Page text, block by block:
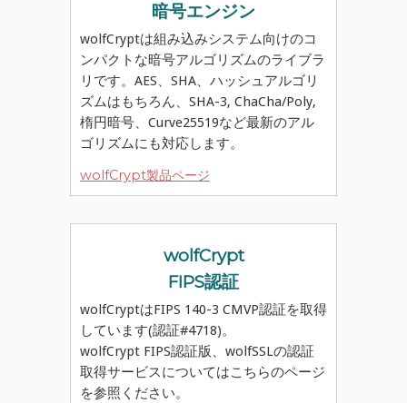
暗号エンジン
wolfCryptは組み込みシステム向けのコ
ンパクトな暗号アルゴリズムのライブラ
リです。AES、SHA、ハッシュアルゴリ
ズムはもちろん、SHA-3, ChaCha/Poly,
楕円暗号、Curve25519など最新のアル
ゴリズムにも対応します。
wolfCrypt製品ページ
wolfCrypt
FIPS認証
wolfCryptはFIPS 140-3 CMVP認証を取得
しています(認証#4718)。
wolfCrypt FIPS認証版、wolfSSLの認証
取得サービスについてはこちらのページ
を参照ください。